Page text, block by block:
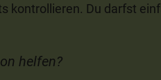
kontrollieren. Du darfst
helfen?